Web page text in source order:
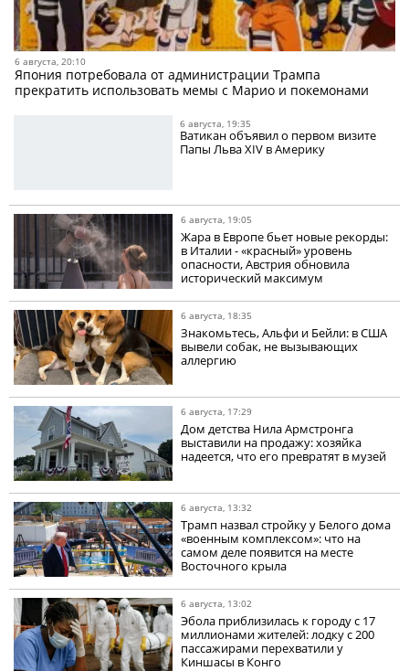
6 августа, 20:10
Япония потребовала от администрации Трампа
прекратить использовать мемы с Марио и покемонами
6 августа, 19:35
Ватикан объявил о первом визите
Папы Льва XIV в Америку
6 августа, 19:05
Жара в Европе бьет новые рекорды:
в Италии - «красный» уровень
опасности, Австрия обновила
исторический максимум
6 августа, 18:35
Знакомьтесь, Альфи и Бейли: в США
вывели собак, не вызывающих
аллергию
6 августа, 17:29
Дом детства Нила Армстронга
выставили на продажу: хозяйка
надеется, что его превратят в музей
6 августа, 13:32
Трамп назвал стройку у Белого дома
«военным комплексом»: что на
самом деле появится на месте
Восточного крыла
6 августа, 13:02
Эбола приблизилась к городу с 17
миллионами жителей: лодку с 200
пассажирами перехватили у
Киншасы в Конго